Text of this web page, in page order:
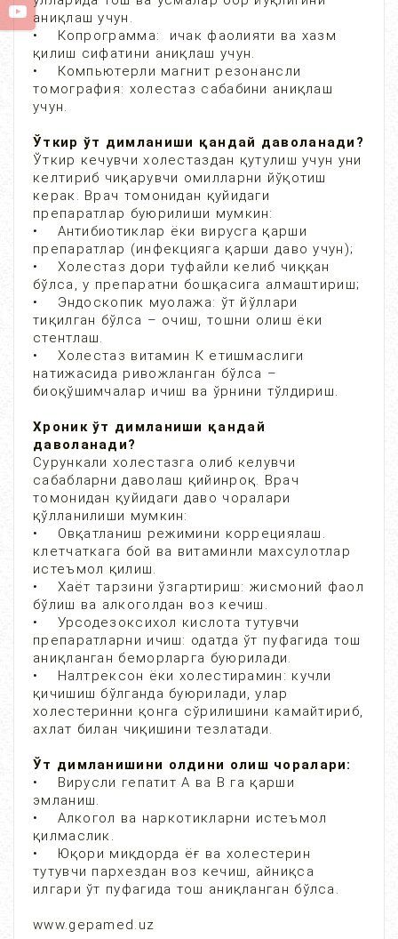
аниқлаш учун.
• Копрограмма: ичак фаолияти ва хазм
қилиш сифатини аниқлаш учун.
• Компьютерли магнит резонансли
томография: холестаз сабабини аниқлаш
учун.
Ўткир ўт димланиши қандай даволанади?
Ўткир кечувчи холестаздан қутулиш учун уни
келтириб чиқарувчи омилларни йўқотиш
керак. Врач томонидан қуйидаги
препаратлар буюрилиши мумкин:
• Антибиотиклар ёки вирусга қарши
препаратлар (инфекцияга қарши даво учун);
• Холестаз дори туфайли келиб чиққан
бўлса, у препаратни бошқасига алмаштириш;
• Эндоскопик муолажа: ўт йўллари
тиқилган бўлса – очиш, тошни олиш ёки
стентлаш.
• Холестаз витамин К етишмаслиги
натижасида ривожланган бўлса –
биоқўшимчалар ичиш ва ўрнини тўлдириш.
Хроник ўт димланиши қандай
даволанади?
Сурункали холестазга олиб келувчи
сабабларни даволаш қийинроқ. Врач
томонидан қуйидаги даво чоралари
қўлланилиши мумкин:
• Овқатланиш режимини коррециялаш.
клетчаткага бой ва витаминли махсулотлар
истеъмол қилиш.
• Хаёт тарзини ўзгартириш: жисмоний фаол
бўлиш ва алкоголдан воз кечиш.
• Урсодезоксихол кислота тутувчи
препаратларни ичиш: одатда ўт пуфагида тош
аниқланган беморларга буюрилади.
• Налтрексон ёки холестирамин: кучли
қичишиш бўлганда буюрилади, улар
холестеринни қонга сўрилишини камайтириб,
ахлат билан чиқишини тезлатади.
Ўт димланишини олдини олиш чоралари:
• Вирусли гепатит А ва В га қарши
эмланиш.
• Алкогол ва наркотикларни истеъмол
қилмаслик.
• Юқори миқдорда ёғ ва холестерин
тутувчи пархездан воз кечиш, айниқса
илгари ўт пуфагида тош аниқланган бўлса.
www.gepamed.uz